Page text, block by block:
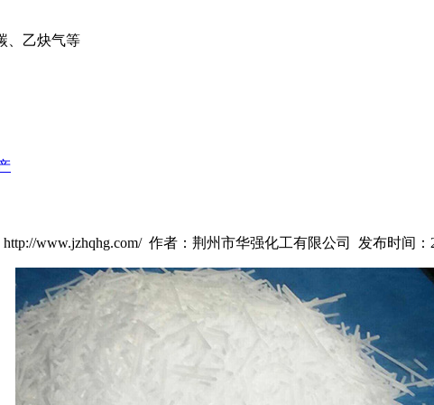
、乙炔气等
www.jzhqhg.com/ 作者：荆州市华强化工有限公司 发布时间：